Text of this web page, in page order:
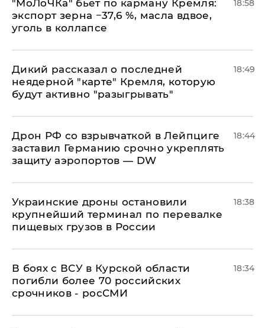
​"МоЛоЧКа" бьет по карману Кремля:
экспорт зерна −37,6 %, масла вдвое,
уголь в коллапсе
18:58
Дикий рассказал о последней
неядерной "карте" Кремля, которую
будут активно "разыгрывать"
18:49
​Дрон РФ со взрывчаткой в Лейпциге
заставил Германию срочно укреплять
защиту аэропортов — DW
18:44
Украинские дроны остановили
крупнейший терминал по перевалке
пищевых грузов в России
18:38
В боях с ВСУ в Курской области
погибли более 70 российских
срочников - росСМИ
18:34